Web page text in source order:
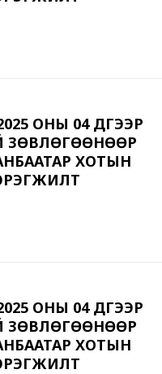
ОНЫ 04 ДҮГЭЭР
ЗӨВЛӨГӨӨНӨӨР
ХОТЫН
ОНЫ 04 ДҮГЭЭР
ЗӨВЛӨГӨӨНӨӨР
ХОТЫН